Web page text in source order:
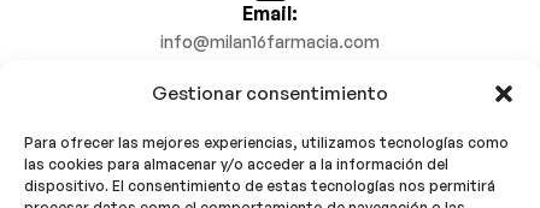
Gestionar consentimiento
Para ofrecer las mejores experiencias, utilizamos tecnologías como
las cookies para almacenar y/o acceder a la información del
dispositivo. El consentimiento de estas tecnologías nos permitirá
Email:
info@milan16farmacia.com
¡Síguenos!